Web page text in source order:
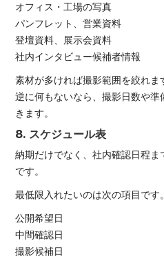
オフィス・工場の写真
パンフレット、営業資料
登壇資料、展示会資料
社内インタビュー候補者情報
素材が多ければ撮影範囲を絞れま
逆に何もないなら、撮影日数や
きます。
8. スケジュール表
納期だけでなく、社内確認日程
です。
最低限入れたいのは次の項目です。
公開希望日
中間確認日
撮影候補日